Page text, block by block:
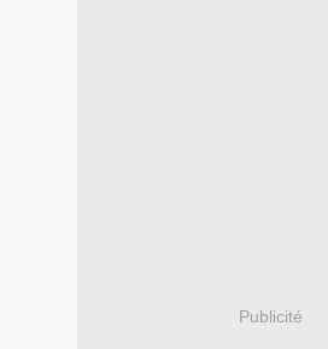
Publicité